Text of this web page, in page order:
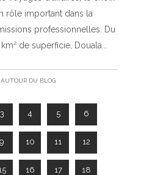
rôle important dans la
professionnelles. Du
de superficie, Douala
AUTOUR DU BLOG
3 4 5 6
9 10 11 12
16 17 18